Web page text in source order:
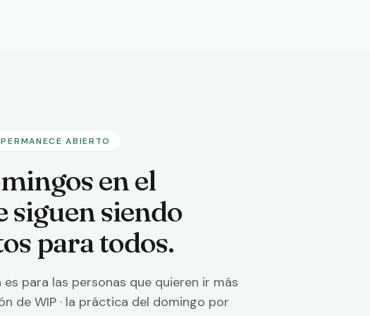
ABIERTO
en el
siguen siendo
para todos.
es para las personas que quieren ir más
de WIP · la práctica del domingo por